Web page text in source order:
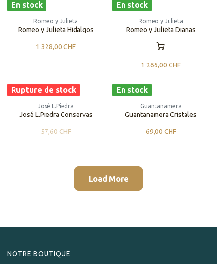
En stock
Romeo y Julieta
Romeo y Julieta Hidalgos
1 328,00 CHF
En stock
Romeo y Julieta
Romeo y Julieta Dianas
1 266,00 CHF
Rupture de stock
José L.Piedra
José L.Piedra Conservas
57,60 CHF
En stock
Guantanamera
Guantanamera Cristales
69,00 CHF
Load More
NOTRE BOUTIQUE